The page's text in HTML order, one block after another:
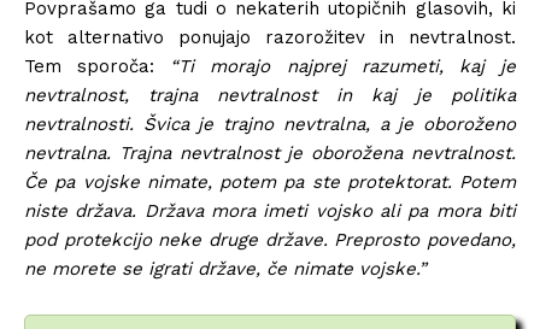
Povprašamo ga tudi o nekaterih utopičnih glasovih, ki
kot alternativo ponujajo razorožitev in nevtralnost.
Tem sporoča: “Ti morajo najprej razumeti, kaj je
nevtralnost, trajna nevtralnost in kaj je politika
nevtralnosti. Švica je trajno nevtralna, a je oboroženo
nevtralna. Trajna nevtralnost je oborožena nevtralnost.
Če pa vojske nimate, potem pa ste protektorat. Potem
niste država. Država mora imeti vojsko ali pa mora biti
pod protekcijo neke druge države. Preprosto povedano,
ne morete se igrati države, če nimate vojske.”